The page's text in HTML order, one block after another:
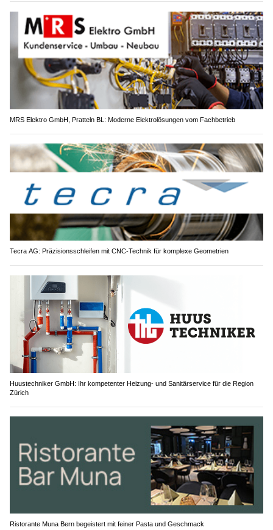
MRS Elektro GmbH, Pratteln BL: Moderne Elektrolösungen vom Fachbetrieb
Tecra AG: Präzisionsschleifen mit CNC-Technik für komplexe Geometrien
Huustechniker GmbH: Ihr kompetenter Heizung- und Sanitärservice für die Region
Zürich
Ristorante Muna Bern begeistert mit feiner Pasta und Geschmack